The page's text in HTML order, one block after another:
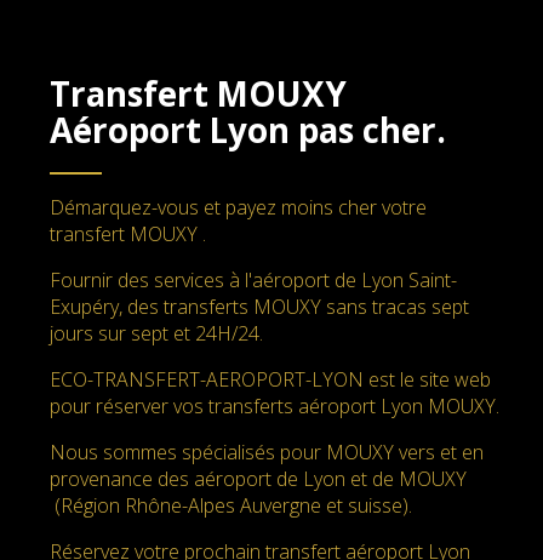
Transfert MOUXY
Aéroport Lyon pas cher.
Démarquez-vous et payez moins cher votre
transfert MOUXY .
Fournir des services à l'aéroport de Lyon Saint-
Exupéry, des transferts MOUXY sans tracas sept
jours sur sept et 24H/24.
ECO-TRANSFERT-AEROPORT-LYON est le site web
pour réserver vos transferts aéroport Lyon MOUXY.
Nous sommes spécialisés pour MOUXY vers et en
provenance des aéroport de Lyon et de MOUXY
(Région Rhône-Alpes Auvergne et suisse).
Réservez votre prochain transfert aéroport Lyon